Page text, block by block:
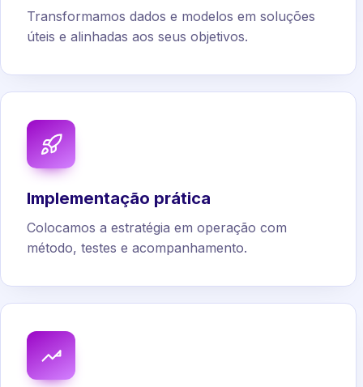
Transformamos dados e modelos em soluções
úteis e alinhadas aos seus objetivos.
Implementação prática
Colocamos a estratégia em operação com
método, testes e acompanhamento.